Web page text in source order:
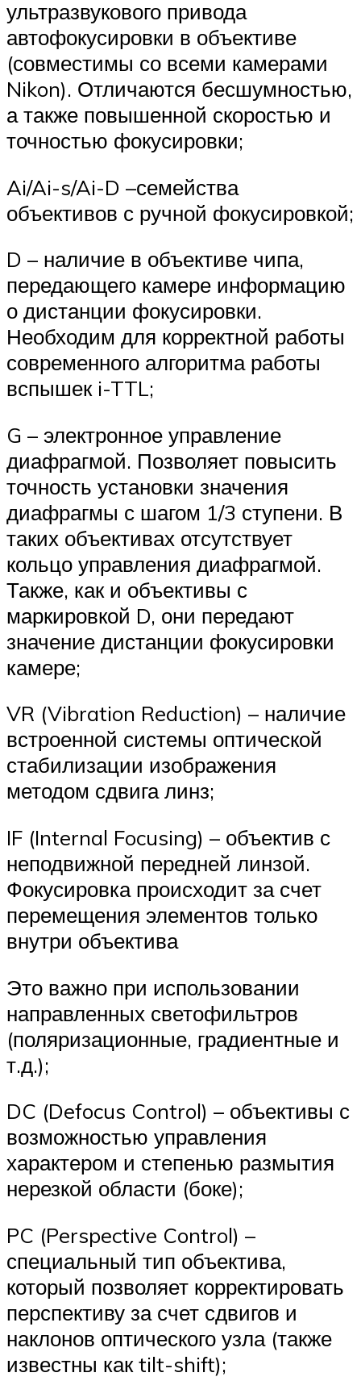
ультразвукового привода
автофокусировки в объективе
(совместимы со всеми камерами
Nikon). Отличаются бесшумностью,
а также повышенной скоростью и
точностью фокусировки;
Ai/Ai-s/Ai-D –семейства
объективов с ручной фокусировкой;
D – наличие в объективе чипа,
передающего камере информацию
о дистанции фокусировки.
Необходим для корректной работы
современного алгоритма работы
вспышек i-TTL;
G – электронное управление
диафрагмой. Позволяет повысить
точность установки значения
диафрагмы с шагом 1/3 ступени. В
таких объективах отсутствует
кольцо управления диафрагмой.
Также, как и объективы с
маркировкой D, они передают
значение дистанции фокусировки
камере;
VR (Vibration Reduction) – наличие
встроенной системы оптической
стабилизации изображения
методом сдвига линз;
IF (Internal Focusing) – объектив с
неподвижной передней линзой.
Фокусировка происходит за счет
перемещения элементов только
внутри объектива
Это важно при использовании
направленных светофильтров
(поляризационные, градиентные и
т.д.);
DC (Defocus Control) – объективы с
возможностью управления
характером и степенью размытия
нерезкой области (боке);
PC (Perspective Control) –
специальный тип объектива,
который позволяет корректировать
перспективу за счет сдвигов и
наклонов оптического узла (также
известны как tilt-shift);